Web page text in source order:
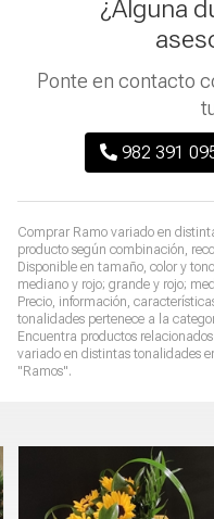
Comprar Ramo variado en
producto según combinación,
Disponible en tamaño, color y
mediano y rojo; grande y rojo;
Precio, información,
tonalidades pertenece a la
Encuentra productos
variado en distintas tonalidades
"Ramos".
¿Alguna
Ponte en contacto
982 391